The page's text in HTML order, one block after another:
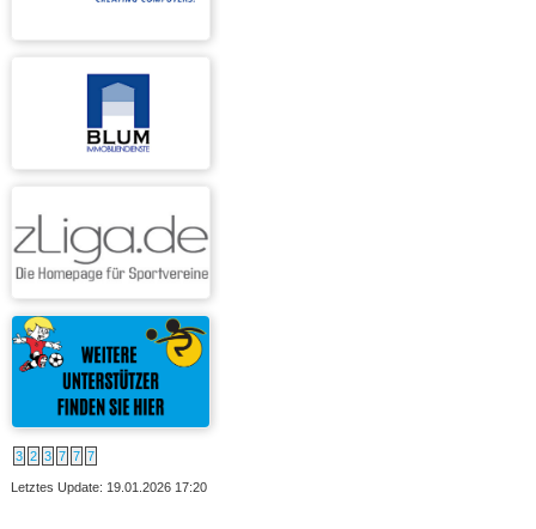
3 2 3 7 7 7
Letztes Update: 19.01.2026 17:20